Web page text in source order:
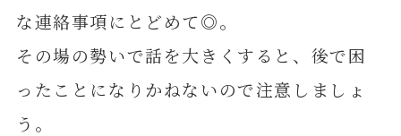
な連絡事項にとどめて◎。
その場の勢いで話を大きくすると、後で困
ったことになりかねないので注意しましょ
う。